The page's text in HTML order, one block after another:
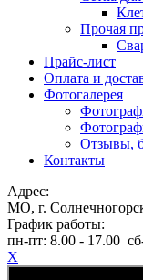
Прочая
Прайс-лист
Оплата и
Фотогалерея
Отзывы,
Контакты
Адрес:
МО, г.
График работы:
пн-пт: 8.00 - 17.00
X